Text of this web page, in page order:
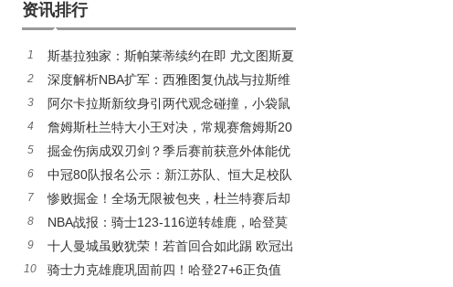
资讯排行
1
斯基拉独家：斯帕莱蒂续约在即 尤文图斯夏
窗五线补强剑指欧冠
2
深度解析NBA扩军：西雅图复仇战与拉斯维
加斯新王朝的资本博弈
3
阿尔卡拉斯新纹身引两代观念碰撞，小袋鼠
成荣耀新印记
4
詹姆斯杜兰特大小王对决，常规赛詹姆斯20
胜11负，季后赛谁更胜一筹？
5
掘金伤病成双刃剑？季后赛前获意外体能优
势成秘密武器
6
中冠80队报名公示：新江苏队、恒大足校队
等在列，安徽一队候补
7
惨败掘金！全场无限被包夹，杜兰特赛后却
被批评，乌度卡让人寒心
8
NBA战报：骑士123-116逆转雄鹿，哈登莫
布利联手发威
9
十人曼城虽败犹荣！若首回合如此踢 欧冠出
局或成转折点
10
骑士力克雄鹿巩固前四！哈登27+6正负值